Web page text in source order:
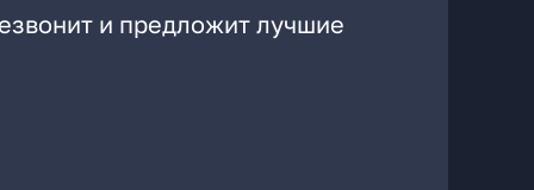
и предложит лучшие